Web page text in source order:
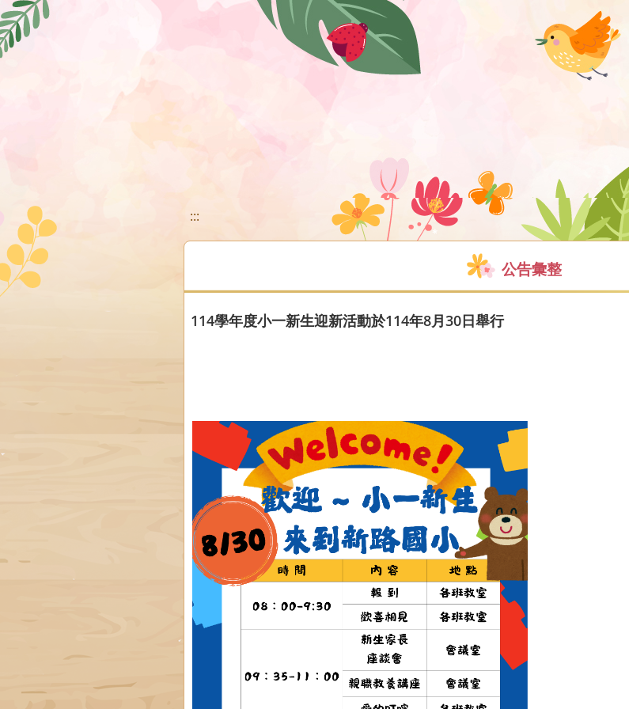
移至網頁之主要內容區位置
:::
公告彙整
114學年度小一新生迎新活動於114年8月30日舉行